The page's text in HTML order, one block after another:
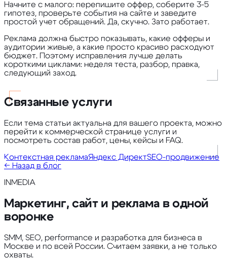
Начните с малого: перепишите оффер, соберите 3-5
гипотез, проверьте события на сайте и заведите
простой учет обращений. Да, скучно. Зато работает.
Реклама должна быстро показывать, какие офферы и
аудитории живые, а какие просто красиво расходуют
бюджет. Поэтому исправления лучше делать
короткими циклами: неделя теста, разбор, правка,
следующий заход.
Связанные услуги
Если тема статьи актуальна для вашего проекта, можно
перейти к коммерческой странице услуги и
посмотреть состав работ, цены, кейсы и FAQ.
Контекстная рекламаЯндекс ДиректSEO-продвижение
← Назад в блог
INMEDIA
Маркетинг, сайт и реклама в одной
воронке
SMM, SEO, performance и разработка для бизнеса в
Москве и по всей России. Считаем заявки, а не только
охваты.